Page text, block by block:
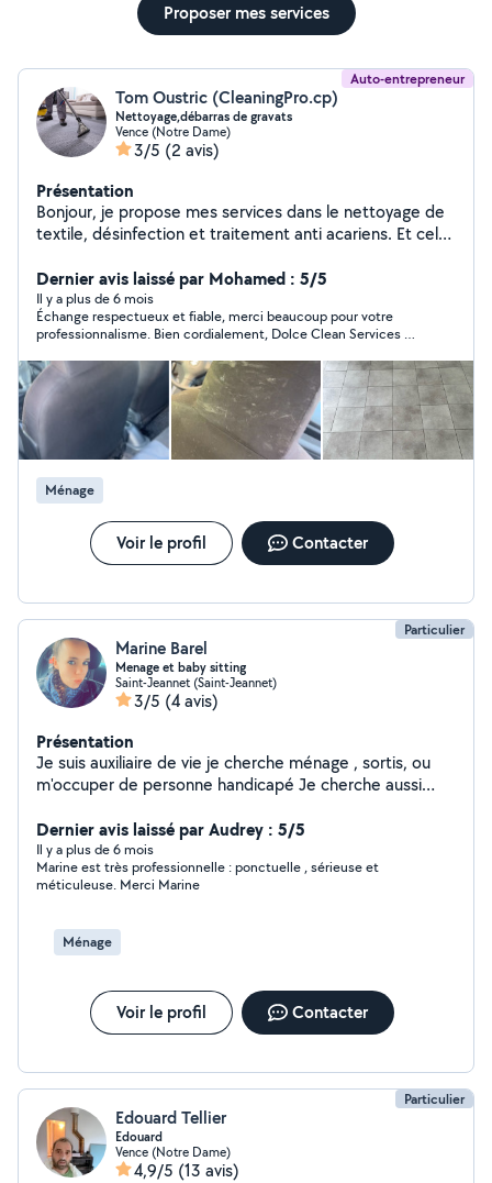
Proposer mes services
Auto-entrepreneur
Tom Oustric (CleaningPro.cp)
Nettoyage,débarras de gravats
Vence (Notre Dame)
3/5 (2 avis)
Présentation
Bonjour, je propose mes services dans le nettoyage de
textile, désinfection et traitement anti acariens. Et cela
canapé , matelas , sièges automobiles.. Je traite
également les tâches de moisissures, de graisse et
dissout la saleté incrustée grâce a une machine vapeur
professionnelle permettant de nettoyer efficacement
les surfaces sans produits chimiques. Nettoyage de
locaux -Bureaux -centre médicaux -agence immobilière -
Aides au déménagement N'hésitez pas à me contacter
pour plus d'informations.
Dernier avis laissé par Mohamed : 5/5
Il y a plus de 6 mois
Échange respectueux et fiable, merci beaucoup pour votre
professionnalisme. Bien cordialement, Dolce Clean Services 💧
Ménage
Voir le profil Contacter
Particulier
Marine Barel
Menage et baby sitting
Saint-Jeannet (Saint-Jeannet)
3/5 (4 avis)
Présentation
Je suis auxiliaire de vie je cherche ménage , sortis, ou
m'occuper de personne handicapé Je cherche aussi
référence
Dernier avis laissé par Audrey : 5/5
Il y a plus de 6 mois
Marine est très professionnelle : ponctuelle , sérieuse et
méticuleuse. Merci Marine
Ménage
Voir le profil Contacter
Particulier
Edouard Tellier
Edouard
Vence (Notre Dame)
4,9/5 (13 avis)